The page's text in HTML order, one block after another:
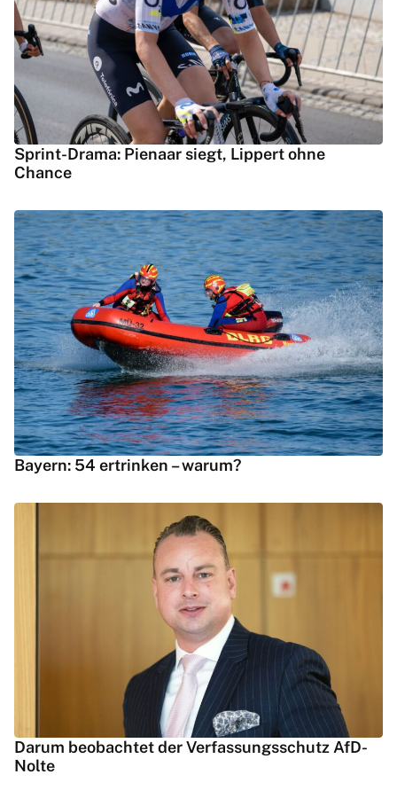
Sprint-Drama: Pienaar siegt, Lippert ohne
Chance
Bayern: 54 ertrinken – warum?
Darum beobachtet der Verfassungsschutz AfD-
Nolte